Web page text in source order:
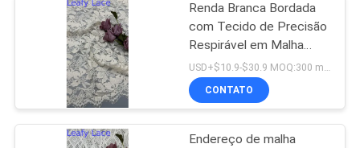
Renda Branca Bordada
com Tecido de Precisão
Respirável em Malha
para Roupa Formal
CONTATO
Endereço de malha